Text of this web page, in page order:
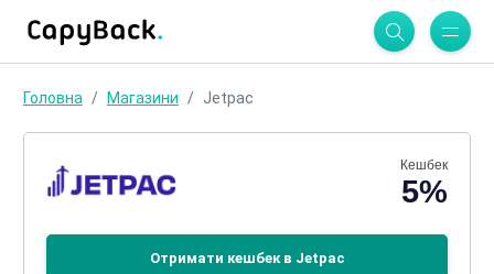
Головна Магазини Jetpac
Кешбек
5%
Отримати кешбек в Jetpac